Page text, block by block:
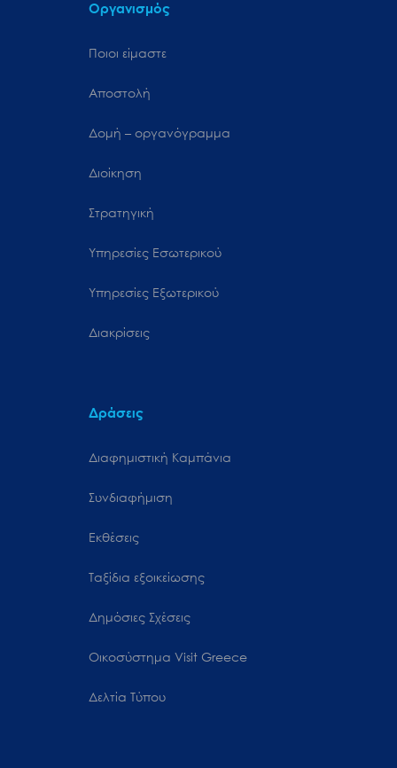
Οργανισμός
Ποιοι είμαστε
Αποστολή
Δομή – οργανόγραμμα
Διοίκηση
Στρατηγική
Υπηρεσίες Εσωτερικού
Υπηρεσίες Εξωτερικού
Διακρίσεις
Δράσεις
Διαφημιστική Καμπάνια
Συνδιαφήμιση
Εκθέσεις
Ταξίδια εξοικείωσης
Δημόσιες Σχέσεις
Oικοσύστημα Visit Greece
Δελτία Τύπου